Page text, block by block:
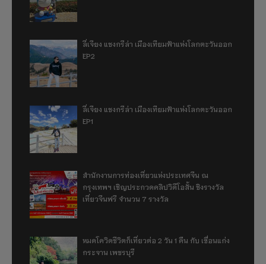
ลี่เจียง แชงกรีล่า เมืองเทียมฟ้าแห่งโลกตะวันออก
EP2
ลี่เจียง แชงกรีล่า เมืองเทียมฟ้าแห่งโลกตะวันออก
EP1
สำนักงานการท่องเที่ยวแห่งประเทศจีน ณ
กรุงเทพฯ เชิญประกวดคลิปวิดีโอสั้น ชิงรางวัล
เที่ยวจีนฟรี จำนวน 7 รางวัล
หมดโควิดชีวิตก็เที่ยวต่อ 2 วัน 1 คืน กับ เขื่อนแก่ง
กระจาน เพชรบุรี